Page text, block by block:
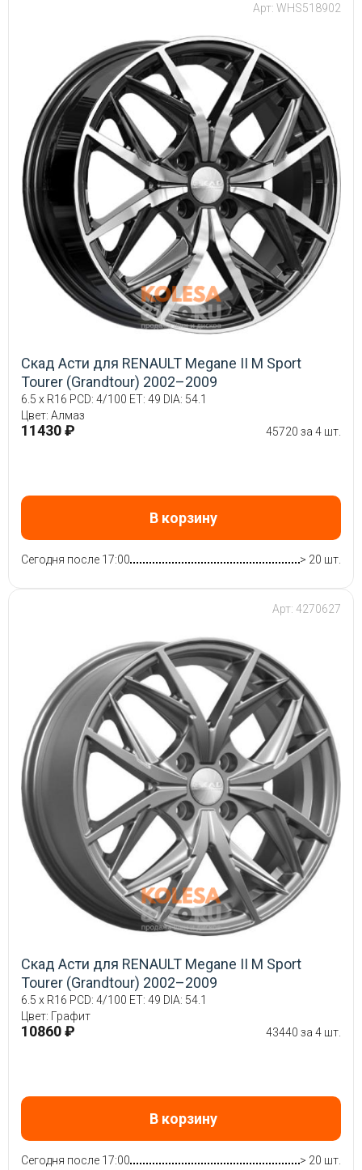
Арт: WHS518902
Скад Асти для RENAULT Megane II М Sport
Tourer (Grandtour) 2002–2009
6.5 x R16 PCD: 4/100 ET: 49 DIA: 54.1
Цвет: Алмаз
11430 ₽ 45720 за 4 шт.
В корзину
Сегодня после 17:00 > 20 шт.
Арт: 4270627
Скад Асти для RENAULT Megane II М Sport
Tourer (Grandtour) 2002–2009
6.5 x R16 PCD: 4/100 ET: 49 DIA: 54.1
Цвет: Графит
10860 ₽ 43440 за 4 шт.
В корзину
Сегодня после 17:00 > 20 шт.